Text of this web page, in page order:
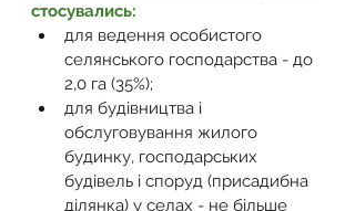
стосувались:
для ведення особистого
селянського господарства - до
2,0 га (35%);
для будівництва і
обслуговування жилого
будинку, господарських
будівель і споруд (присадибна
ділянка) у селах - не більше